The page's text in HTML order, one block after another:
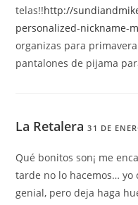
telas!!http://
personalized-nickname-
organizas para
pantalones de pijama
La Retalera 31 DE
Qué bonitos son¡ me
tarde no lo hacemos… yo
genial, pero deja haga